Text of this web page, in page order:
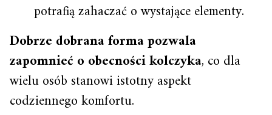
potrafią zahaczać o wystające elementy.
Dobrze dobrana forma pozwala
zapomnieć o obecności kolczyka, co dla
wielu osób stanowi istotny aspekt
codziennego komfortu.